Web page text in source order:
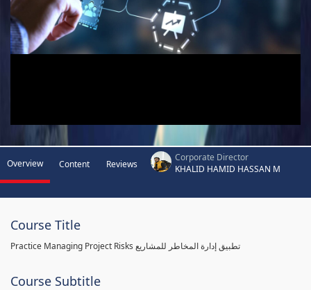
Overview Content Reviews
Corporate Director
KHALID HAMID HASSAN M
Course Title
Practice Managing Project Risks تطبيق إدارة المخاطر للمشاريع
Course Subtitle